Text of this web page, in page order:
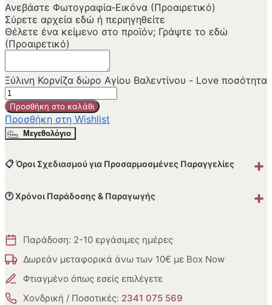
Ανεβάστε Φωτογραφία-Εικόνα (Προαιρετικό)
Σύρετε αρχεία εδώ ή περιηγηθείτε
Θέλετε ένα κείμενο στο προϊόν; Γράψτε το εδώ
(Προαιρετικό)
Ξύλινη Κορνίζα δώρο Αγίου Βαλεντίνου - Love ποσότητα
Προσθήκη στο καλάθι
Προσθήκη στη Wishlist
Μεγεθολόγιο
📋 Όροι Σχεδιασμού για Προσαρμοσμένες Παραγγελίες +
🕐 Χρόνοι Παράδοσης & Παραγωγής +
Παράδοση: 2-10 εργάσιμες ημέρες
Δωρεάν μεταφορικά άνω των 10€ με Box Now
Φτιαγμένο όπως εσείς επιλέγετε
Χονδρική / Ποσοτικές: 2341 075 569